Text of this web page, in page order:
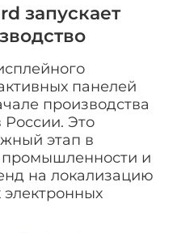
запускает
панелей
производства
России. Это
этап в
промышленности и
на локализацию